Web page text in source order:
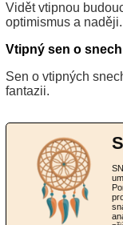
Vidět vtipnou
optimismus a naději.
Vtipný sen o snech
Sen o vtipných
fantazii.